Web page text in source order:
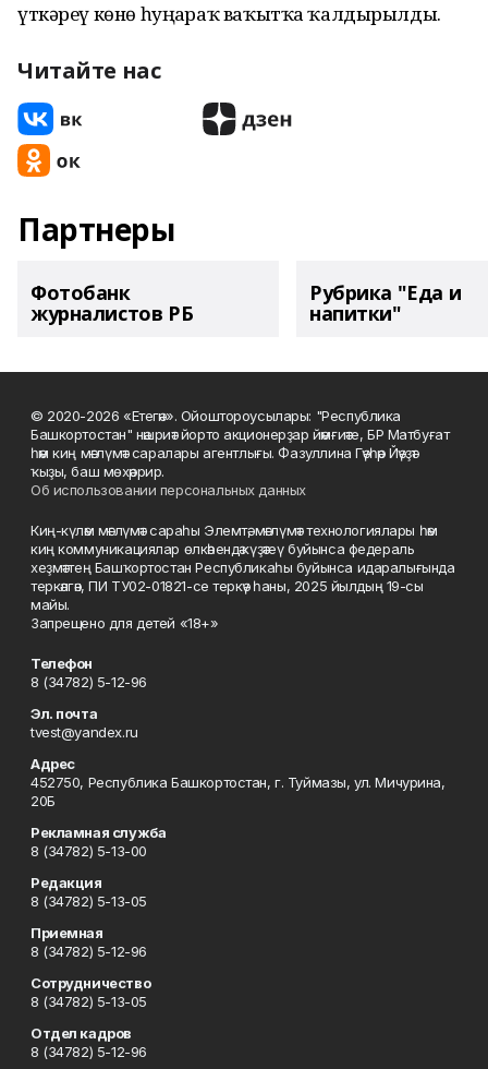
үткәреү көнө һуңғараҡ ваҡытҡа ҡалдырылды.
Читайте нас
Партнеры
Фотобанк
журналистов РБ
Рубрика "Еда и
напитки"
© 2020-2026 «Етегән». Ойоштороусылары: "Республика
Башкортостан" нәшриәт йорто акционерҙар йәмғиәте, БР Матбуғат
һәм киң мәғлүмәт саралары агентлығы. Фазуллина Гәүһәр Йәүҙәт
ҡыҙы, баш мөхәррир.
Об использовании персональных данных
Киң-күләм мәғлүмәт сараһы Элемтә, мәғлүмәт технологиялары һәм
киң коммуникациялар өлкәһендә күҙәтеү буйынса федераль
хеҙмәттең Башҡортостан Республикаһы буйынса идаралығында
теркәлгән, ПИ ТУ02-01821-се теркәү һаны, 2025 йылдың 19-сы
майы.
Запрещено для детей «18+»
Телефон
8 (34782) 5-12-96
Эл. почта
tvest@yandex.ru
Адрес
452750, Республика Башкортостан, г. Туймазы, ул. Мичурина,
20Б
Рекламная служба
8 (34782) 5-13-00
Редакция
8 (34782) 5-13-05
Приемная
8 (34782) 5-12-96
Сотрудничество
8 (34782) 5-13-05
Отдел кадров
8 (34782) 5-12-96